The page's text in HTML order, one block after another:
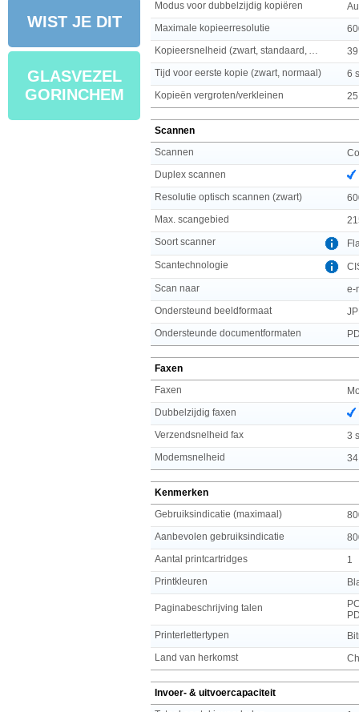
WIST JE DIT
GLASVEZEL
GORINCHEM
Modus voor dubbelzijdig kopiëren
Maximale kopieerresolutie
Tijd voor eerste kopie (zwart, normaal)
6 s
Kopieën vergroten/verkleinen
Scannen
Scannen
Duplex scannen
Resolutie optisch scannen (zwart)
Max. scangebied
Soort scanner
Scantechnologie
Scan naar
e-
Ondersteund beeldformaat
Ondersteunde documentformaten
Faxen
Faxen
Dubbelzijdig faxen
Verzendsnelheid fax
3
Modemsnelheid
Kenmerken
Gebruiksindicatie (maximaal)
Aanbevolen gebruiksindicatie
Aantal printcartridges
1
Printkleuren
Paginabeschrijving talen
Printerlettertypen
Land van herkomst
Invoer- & uitvoercapaciteit